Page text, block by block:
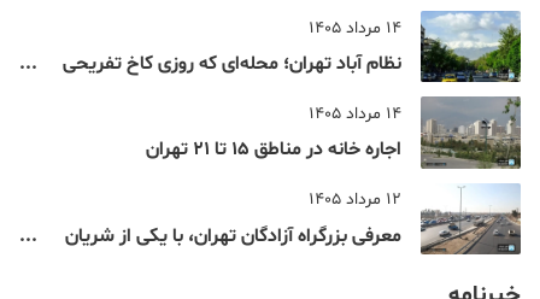
14 مرداد 1405
نظام‌ آباد تهران؛ محله‌ای که روزی کاخ تفریحی
14 مرداد 1405
اجاره خانه در مناطق 15 تا 21 تهران
12 مرداد 1405
معرفی بزرگراه آزادگان تهران، با یکی از شریان